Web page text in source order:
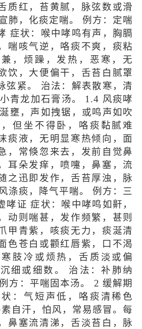
质红，苔黄腻，脉弦数或滑
肺，化痰定喘。 例方：定喘
症状：喉中哮鸣有声，胸膈
喘咳气逆，咯痰不爽，痰粘
，烦躁，发热，恶寒，无
饮，大便偏干，舌苔白腻罩
弦紧。 治法：解表散寒，清
青龙加石膏汤。 1.4 风痰哮
壅，声如拽锯，或鸣声如吹
但坐不得卧，咯痰黏腻难
痰液，无明显寒热倾向，面
，常倏忽来去，发前自觉鼻
耳朵发痒，喷嚏，鼻塞，流
之迅即发作，舌苔厚浊，脉
涤痰，降气平喘。 例方：三
哮证 症状：喉中哮鸣如鼾，
动则喘甚，发作频繁，甚则
甲青紫，咳痰无力，痰涎清
色苍白或颧红唇紫，口不渴
肢冷或烦热，舌质淡或偏
细或细数。 治法：补肺纳
方：平喘固本汤。 2 缓解期
：气短声低，咯痰清稀色
自汗，怕风，常易感冒。每
鼻塞流清涕，舌淡苔白，脉